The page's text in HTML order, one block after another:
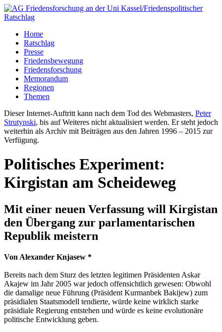
Home
Ratschlag
Presse
Friedensbewegung
Friedensforschung
Memorandum
Regionen
Themen
Dieser Internet-Auftritt kann nach dem Tod des Webmasters, Peter
Strutynski, bis auf Weiteres nicht aktualisiert werden. Er steht jedoch
weiterhin als Archiv mit Beiträgen aus den Jahren 1996 – 2015 zur
Verfügung.
Politisches Experiment:
Kirgistan am Scheideweg
Mit einer neuen Verfassung will Kirgistan
den Übergang zur parlamentarischen
Republik meistern
Von Alexander Knjasew *
Bereits nach dem Sturz des letzten legitimen Präsidenten Askar
Akajew im Jahr 2005 war jedoch offensichtlich gewesen: Obwohl
die damalige neue Führung (Präsident Kurmanbek Bakijew) zum
präsidialen Staatsmodell tendierte, würde keine wirklich starke
präsidiale Regierung entstehen und würde es keine evolutionäre
politische Entwicklung geben.